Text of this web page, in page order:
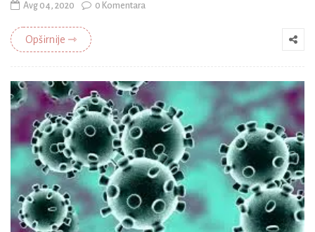
Avg 04, 2020 0 Komentara
Opširnije ⇾